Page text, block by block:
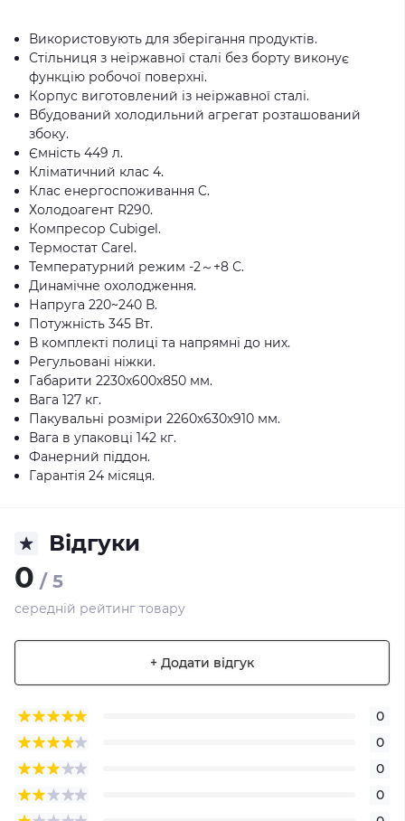
Використовують для зберігання продуктів.
Стільниця з неіржавної сталі без борту виконує
функцію робочої поверхні.
Корпус виготовлений із неіржавної сталі.
Вбудований холодильний агрегат розташований
збоку.
Ємність 449 л.
Кліматичний клас 4.
Клас енергоспоживання C.
Холодоагент R290.
Компресор Cubigel.
Термостат Carel.
Температурний режим -2～+8 С.
Динамічне охолодження.
Напруга 220~240 В.
Потужність 345 Вт.
В комплекті полиці та напрямні до них.
Регульовані ніжки.
Габарити 2230х600х850 мм.
Вага 127 кг.
Пакувальні розміри 2260х630х910 мм.
Вага в упаковці 142 кг.
Фанерний піддон.
Гарантія 24 місяця.
Відгуки
0 / 5
середній рейтинг товару
+ Додати відгук
0
0
0
0